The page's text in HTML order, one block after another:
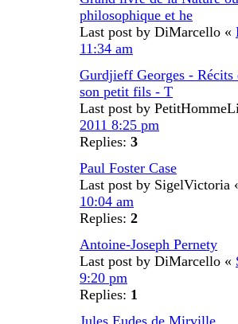
philosophique et he
Last post by DiMarcello «
11:34 am
Gurdjieff Georges - Récits
son petit fils - T
Last post by
2011 8:25 pm
Replies: 3
Paul Foster Case
Last post by SigelVictoria
10:04 am
Replies: 2
Antoine-Joseph Pernety
Last post by DiMarcello «
9:20 pm
Replies: 1
Jules Eudes de Mirville